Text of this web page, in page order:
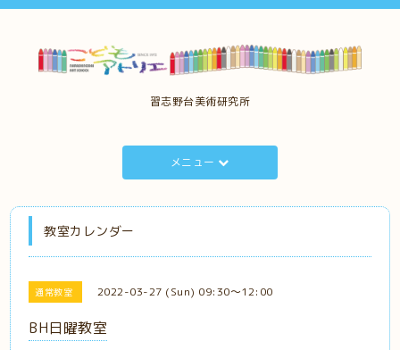
習志野台美術研究所
メニュー
教室カレンダー
通常教室 2022-03-27 (Sun) 09:30～12:00
BH日曜教室